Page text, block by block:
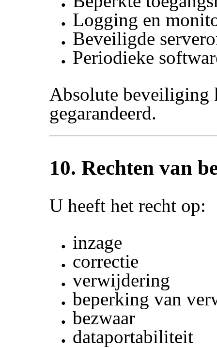
Logging en
Beveiligde
Periodieke
Absolute beveiliging
gegarandeerd.
10. Rechten van
U heeft het recht op:
inzage
correctie
verwijdering
beperking van
bezwaar
dataportabiliteit